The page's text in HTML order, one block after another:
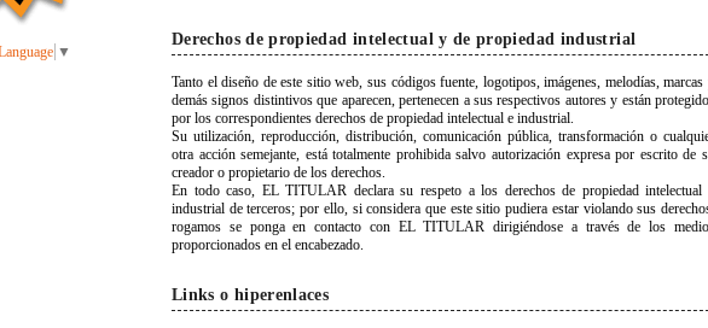
▼
Derechos de propiedad intelectual y de propiedad industrial
Tanto el diseño de este sitio web, sus códigos fuente, logotipos, imágenes, melodías, marcas
demás signos distintivos que aparecen, pertenecen a sus respectivos autores y están
por los correspondientes derechos de propiedad intelectual e industrial.
Su utilización, reproducción, distribución, comunicación pública, transformación o
otra acción semejante, está totalmente prohibida salvo autorización expresa por escrito de
creador o propietario de los derechos.
En todo caso, EL TITULAR declara su respeto a los derechos de propiedad intelectual
industrial de terceros; por ello, si considera que este sitio pudiera estar violando sus
rogamos se ponga en contacto con EL TITULAR dirigiéndose a través de los
proporcionados en el encabezado.
Links o hiperenlaces